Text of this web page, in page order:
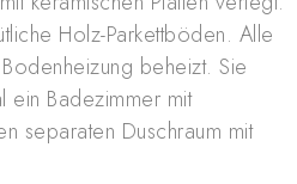
Holz-Parkettböden. Alle
beheizt. Sie
Badezimmer mit
separaten Duschraum mit